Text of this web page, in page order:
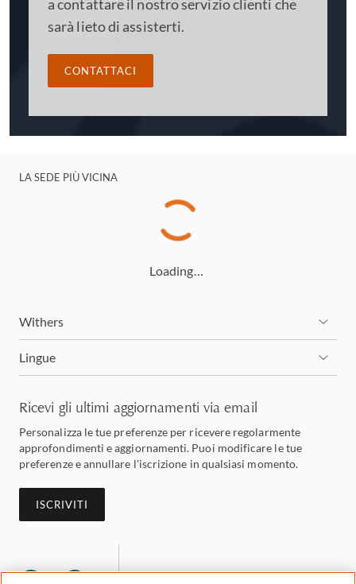
a contattare il nostro servizio clienti che
sarà lieto di assisterti.
CONTATTACI
LA SEDE PIÙ VICINA
Loading…
Withers
Lingue
Ricevi gli ultimi aggiornamenti via email
Personalizza le tue preferenze per ricevere regolarmente
approfondimenti e aggiornamenti. Puoi modificare le tue
preferenze e annullare l'iscrizione in qualsiasi momento.
ISCRIVITI